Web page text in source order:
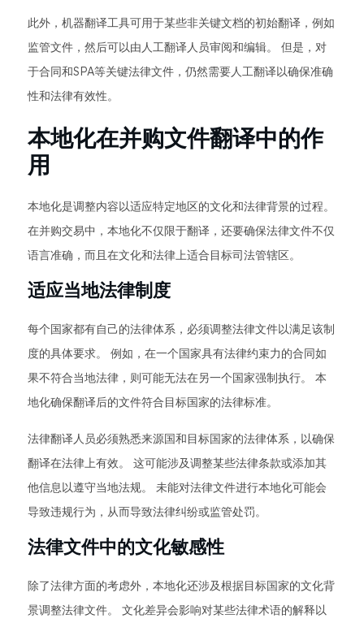
此外，机器翻译工具可用于某些非关键文档的初始翻译，例如
监管文件，然后可以由人工翻译人员审阅和编辑。 但是，对
于合同和SPA等关键法律文件，仍然需要人工翻译以确保准确
性和法律有效性。
本地化在并购文件翻译中的作
用
本地化是调整内容以适应特定地区的文化和法律背景的过程。
在并购交易中，本地化不仅限于翻译，还要确保法律文件不仅
语言准确，而且在文化和法律上适合目标司法管辖区。
适应当地法律制度
每个国家都有自己的法律体系，必须调整法律文件以满足该制
度的具体要求。 例如，在一个国家具有法律约束力的合同如
果不符合当地法律，则可能无法在另一个国家强制执行。 本
地化确保翻译后的文件符合目标国家的法律标准。
法律翻译人员必须熟悉来源国和目标国家的法律体系，以确保
翻译在法律上有效。 这可能涉及调整某些法律条款或添加其
他信息以遵守当地法规。 未能对法律文件进行本地化可能会
导致违规行为，从而导致法律纠纷或监管处罚。
法律文件中的文化敏感性
除了法律方面的考虑外，本地化还涉及根据目标国家的文化背
景调整法律文件。 文化差异会影响对某些法律术语的解释以